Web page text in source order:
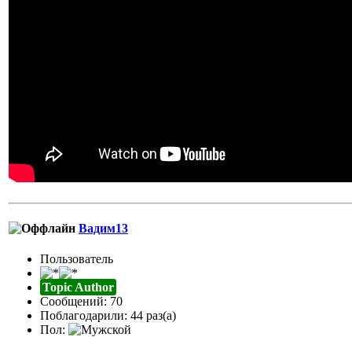
Вадим13
Пользователь
Topic Author
Сообщений: 70
Поблагодарили: 44 раз(а)
Пол: